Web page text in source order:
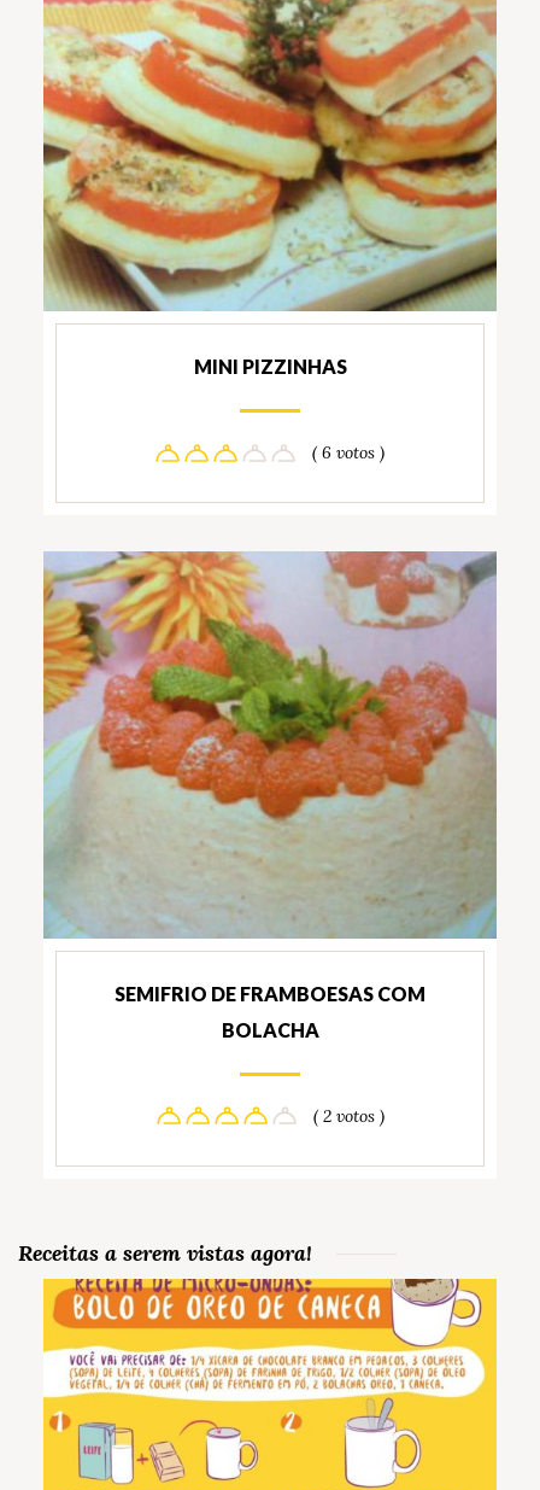
MINI PIZZINHAS
( 6 votos )
SEMIFRIO DE FRAMBOESAS COM
BOLACHA
( 2 votos )
Receitas a serem vistas agora!